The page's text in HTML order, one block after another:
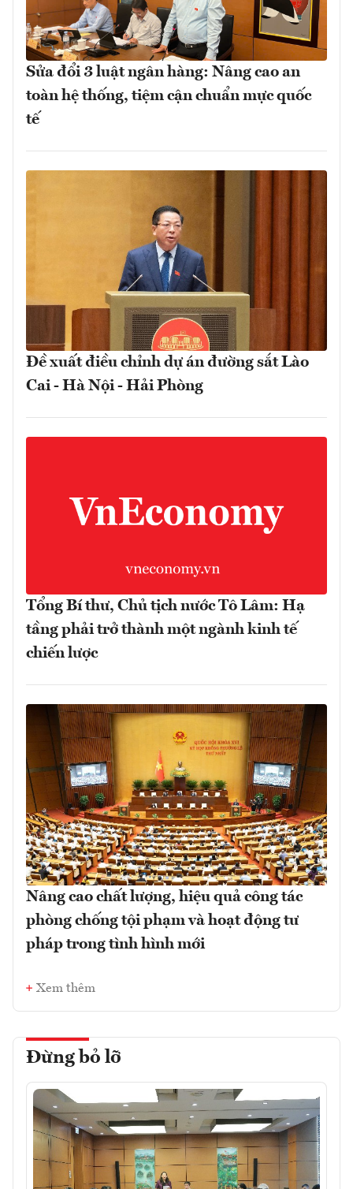
Sửa đổi 3 luật ngân hàng: Nâng cao an
toàn hệ thống, tiệm cận chuẩn mực quốc
tế
Đề xuất điều chỉnh dự án đường sắt Lào
Cai - Hà Nội - Hải Phòng
Tổng Bí thư, Chủ tịch nước Tô Lâm: Hạ
tầng phải trở thành một ngành kinh tế
chiến lược
Nâng cao chất lượng, hiệu quả công tác
phòng chống tội phạm và hoạt động tư
pháp trong tình hình mới
Xem thêm
Đừng bỏ lỡ